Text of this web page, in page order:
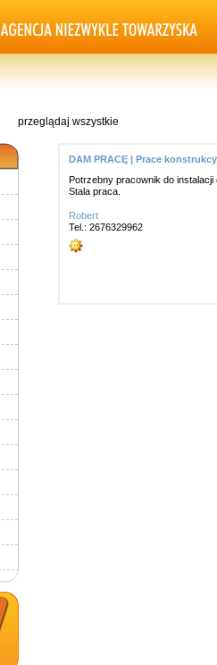
przeglądaj wszystkie
DAM PRACĘ | Prace
Potrzebny pracownik do instalacji
Stala praca.
Robert
Tel.: 2676329962